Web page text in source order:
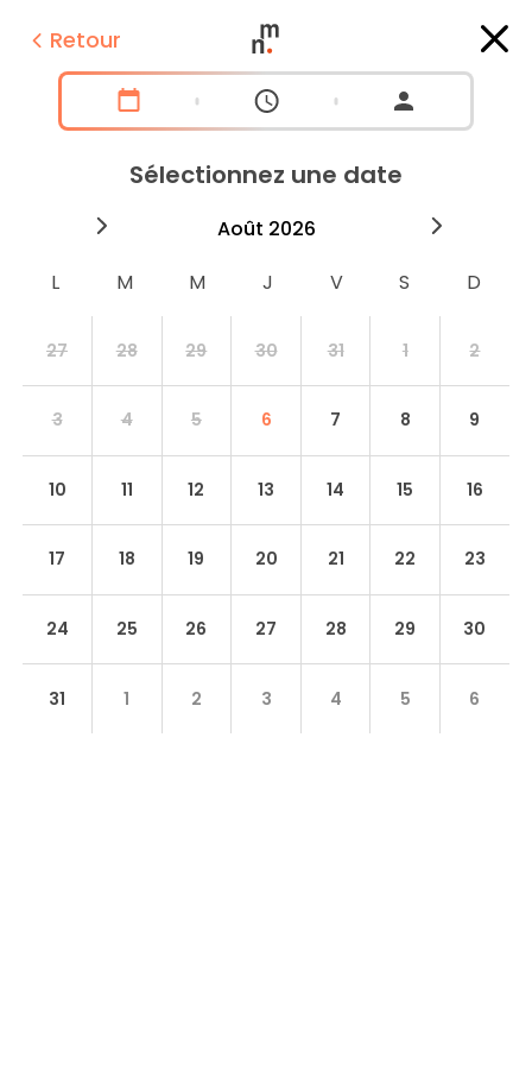
Retour
Sélectionnez une date
août 2026
27 28 29 30 31 1 2
3 4 5 6 7 8 9
10 11 12 13 14 15 16
17 18 19 20 21 22 23
24 25 26 27 28 29 30
31 1 2 3 4 5 6